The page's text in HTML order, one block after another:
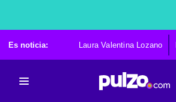
Es noticia: Laura Valentina Lozano